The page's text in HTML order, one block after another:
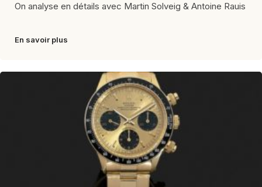
On analyse en détails avec Martin Solveig & Antoine Rauis
En savoir plus